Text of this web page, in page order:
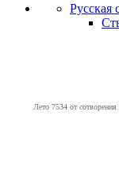
Русская
Лето 7534 от